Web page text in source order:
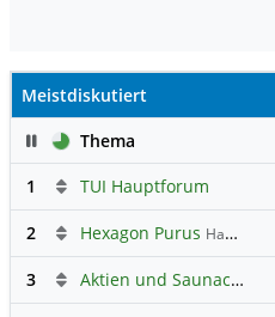
Meistdiskutiert
PauseThema
1
TUI Hauptforum
2 Hexagon Purus Hauptdiskussion
3 Aktien und Saunaclub alla Luci